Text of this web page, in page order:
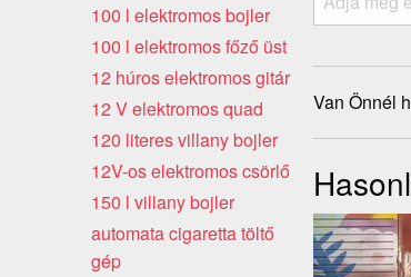
Van Önnél
100 l elektromos bojler
100 l elektromos főző üst
12 húros elektromos gitár
12 V elektromos quad
120 literes villany bojler
12V-os elektromos csörlő
150 l villany bojler
automata cigaretta töltő
gép